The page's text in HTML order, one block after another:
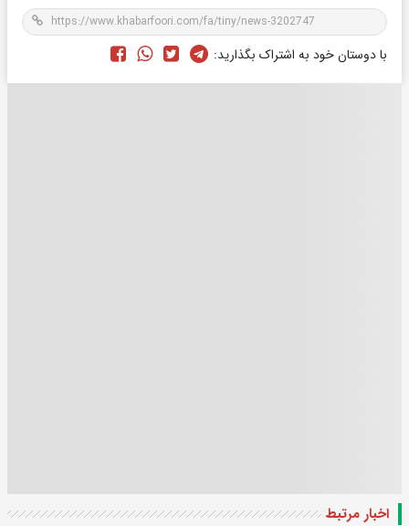
با دوستان خود به اشتراک بگذارید:
اخبار مرتبط